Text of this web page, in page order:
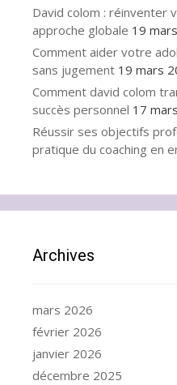
David colom : réinventer
approche globale 19
Comment aider votre
sans jugement 19 mars
Comment david colom
succès personnel 17
Réussir ses objectifs
pratique du coaching en
Archives
mars 2026
février 2026
janvier 2026
décembre 2025